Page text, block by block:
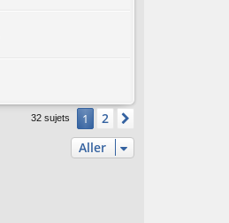
32 sujets 1 2
Aller